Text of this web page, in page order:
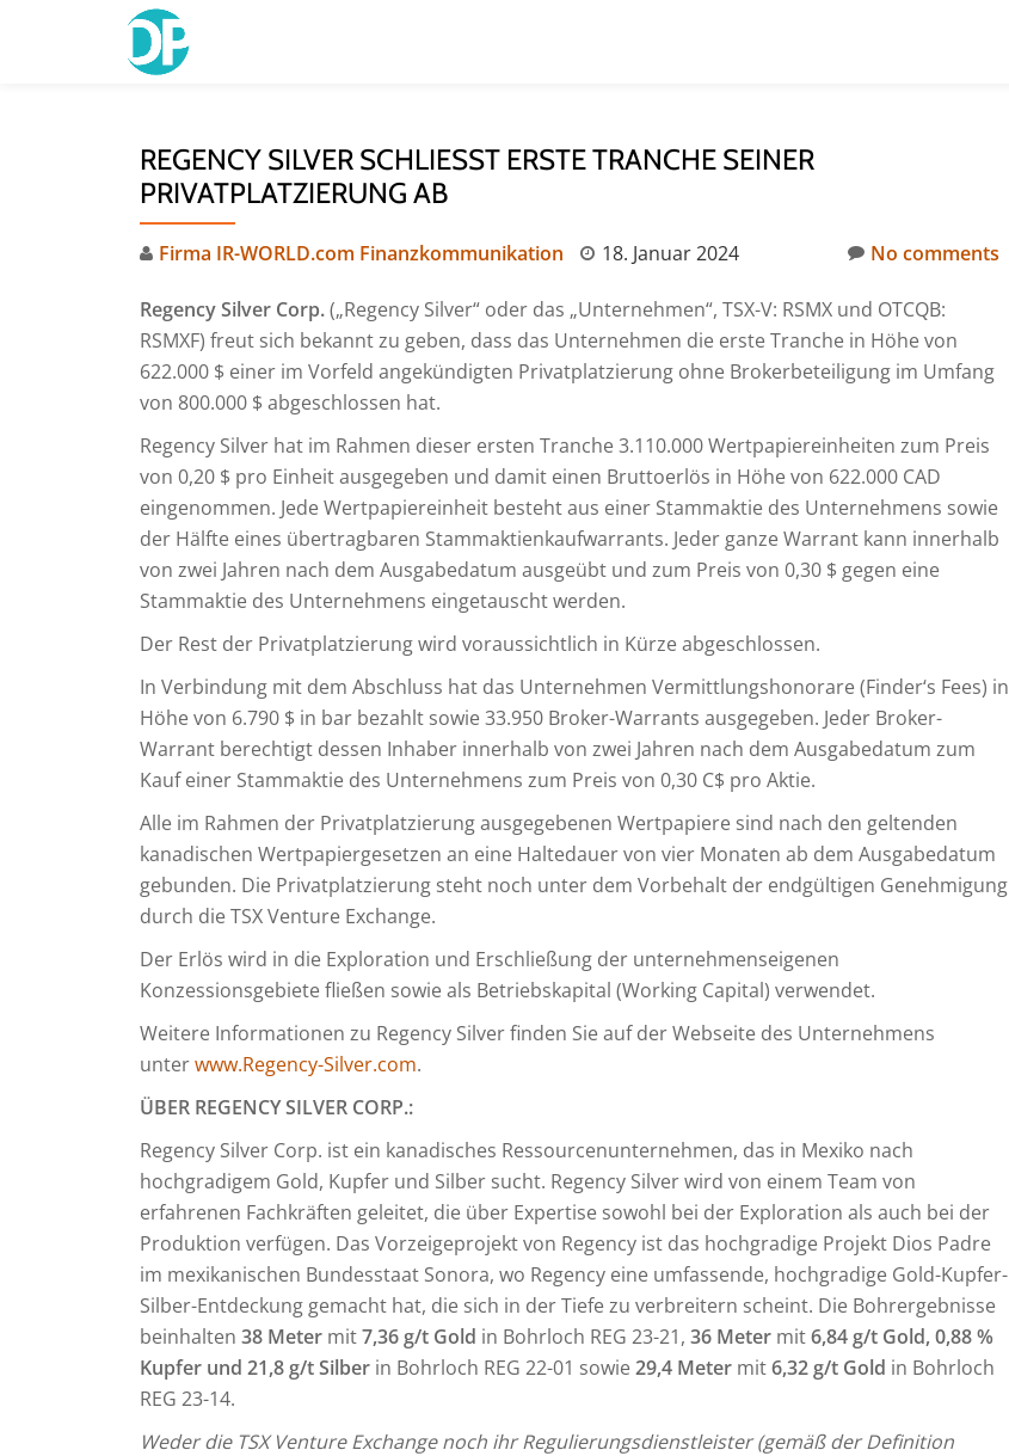
REGENCY SILVER SCHLIESST ERSTE TRANCHE SEINER P
RIVATPLATZIERUNG AB
Firma IR-WORLD.com Finanzkommunikation 18. Januar 2024 No comments
Regency Silver Corp.(„Regency Silver“ oder das „Unternehmen“, TSX-V: RSMX und OTCQB:
RSMXF) freut sich bekannt zu geben, dass das Unternehmen die erste Tranche in Höhe von
622.000 $ einer im Vorfeld angekündigten Privatplatzierung ohne Brokerbeteiligung im Umfang
von 800.000 $ abgeschlossen hat.
Regency Silver hat im Rahmen dieser ersten Tranche 3.110.000 Wertpapiereinheiten zum Preis
von 0,20 $ pro Einheit ausgegeben und damit einen Bruttoerlös in Höhe von 622.000 CAD
eingenommen. Jede Wertpapiereinheit besteht aus einer Stammaktie des Unternehmens sowie
der Hälfte eines übertragbaren Stammaktienkaufwarrants. Jeder ganze Warrant kann innerhalb
von zwei Jahren nach dem Ausgabedatum ausgeübt und zum Preis von 0,30 $ gegen eine
Stammaktie des Unternehmens eingetauscht werden.
Der Rest der Privatplatzierung wird voraussichtlich in Kürze abgeschlossen.
In Verbindung mit dem Abschluss hat das Unternehmen Vermittlungshonorare (Finder‘s Fees) in
Höhe von 6.790 $ in bar bezahlt sowie 33.950 Broker-Warrants ausgegeben. Jeder Broker-
Warrant berechtigt dessen Inhaber innerhalb von zwei Jahren nach dem Ausgabedatum zum
Kauf einer Stammaktie des Unternehmens zum Preis von 0,30 C$ pro Aktie.
Alle im Rahmen der Privatplatzierung ausgegebenen Wertpapiere sind nach den geltenden
kanadischen Wertpapiergesetzen an eine Haltedauer von vier Monaten ab dem Ausgabedatum
gebunden. Die Privatplatzierung steht noch unter dem Vorbehalt der endgültigen Genehmigung
durch die TSX Venture Exchange.
Der Erlös wird in die Exploration und Erschließung der unternehmenseigenen
Konzessionsgebiete fließen sowie als Betriebskapital (Working Capital) verwendet.
Weitere Informationen zu Regency Silver finden Sie auf der Webseite des Unternehmens
unterwww.Regency-Silver.com.
ÜBER REGENCY SILVER CORP.:
Regency Silver Corp. ist ein kanadisches Ressourcenunternehmen, das in Mexiko nach
hochgradigem Gold, Kupfer und Silber sucht. Regency Silver wird von einem Team von
erfahrenen Fachkräften geleitet, die über Expertise sowohl bei der Exploration als auch bei der
Produktion verfügen. Das Vorzeigeprojekt von Regency ist das hochgradige Projekt Dios Padre
im mexikanischen Bundesstaat Sonora, wo Regency eine umfassende, hochgradige Gold-Kupfer-
Silber-Entdeckung gemacht hat, die sich in der Tiefe zu verbreitern scheint. Die Bohrergebnisse
beinhalten 38 Meter mit7,36 g/t Gold in Bohrloch REG 23-21, 36 Meter mit6,84 g/t Gold, 0,88 %
Kupfer und 21,8 g/t Silber in Bohrloch REG 22-01 sowie29,4 Meter mit6,32 g/t Gold in Bohrloch
REG 23-14.
Weder die TSX Venture Exchange noch ihr Regulierungsdienstleister (gemäß der Definition